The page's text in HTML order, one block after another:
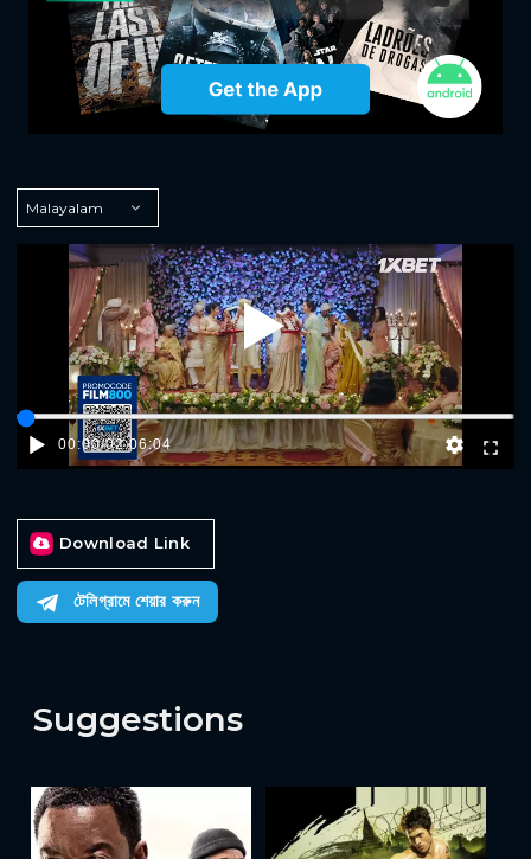
Play
00:00/02:06:04
Download Link
টেলিগ্রামে শেয়ার করুন
Suggestions